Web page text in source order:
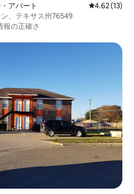
アパート レビュー13
4.62 (13)
、テキサス州76549
報の正確さ